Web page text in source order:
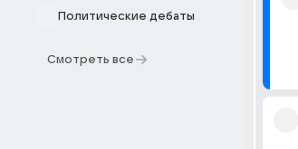
Политические дебаты
Смотреть все